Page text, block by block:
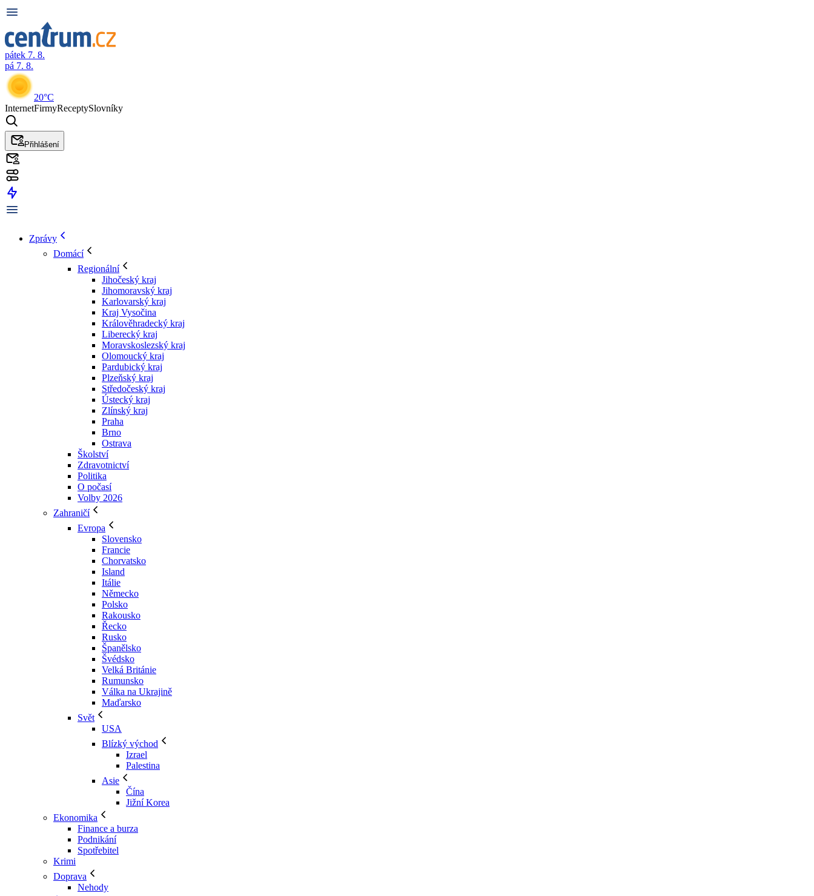
pátek 7. 8.
pá 7. 8.
20°C
InternetFirmyReceptySlovníky
Přihlášení
Zprávy
Domácí
Regionální
Jihočeský kraj
Jihomoravský kraj
Karlovarský kraj
Kraj Vysočina
Králověhradecký kraj
Liberecký kraj
Moravskoslezský kraj
Olomoucký kraj
Pardubický kraj
Plzeňský kraj
Středočeský kraj
Ústecký kraj
Zlínský kraj
Praha
Brno
Ostrava
Školství
Zdravotnictví
Politika
O počasí
Volby 2026
Zahraničí
Evropa
Slovensko
Francie
Chorvatsko
Island
Itálie
Německo
Polsko
Rakousko
Řecko
Rusko
Španělsko
Švédsko
Velká Británie
Rumunsko
Válka na Ukrajině
Maďarsko
Svět
USA
Blízký východ
Izrael
Palestina
Asie
Čína
Jižní Korea
Ekonomika
Finance a burza
Podnikání
Spotřebitel
Krimi
Doprava
Nehody